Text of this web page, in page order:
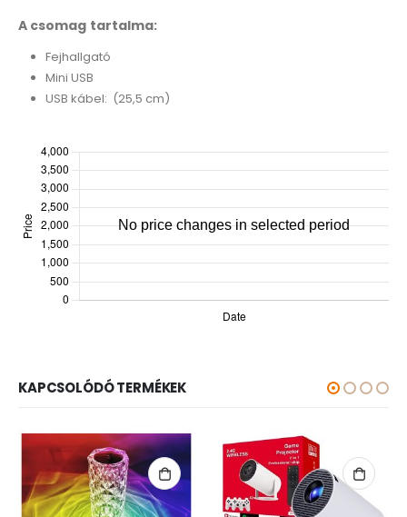
A csomag tartalma:
Fejhallgató
Mini USB
USB kábel: (25,5 cm)
KAPCSOLÓDÓ TERMÉKEK